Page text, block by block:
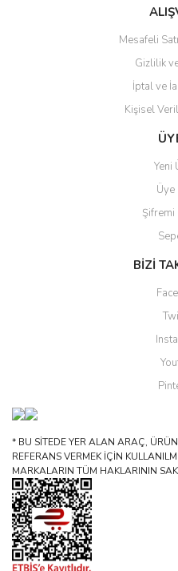
Bu ürüne benzer farklı
Mesafeli
Gizlilik
İptal ve
Kişisel
Yeni
Üye
Şifremi
BİZİ
* BU SİTEDE YER ALAN ARAÇ,
REFERANS VERMEK İÇİN
MARKALARIN TÜM HAKLARININ